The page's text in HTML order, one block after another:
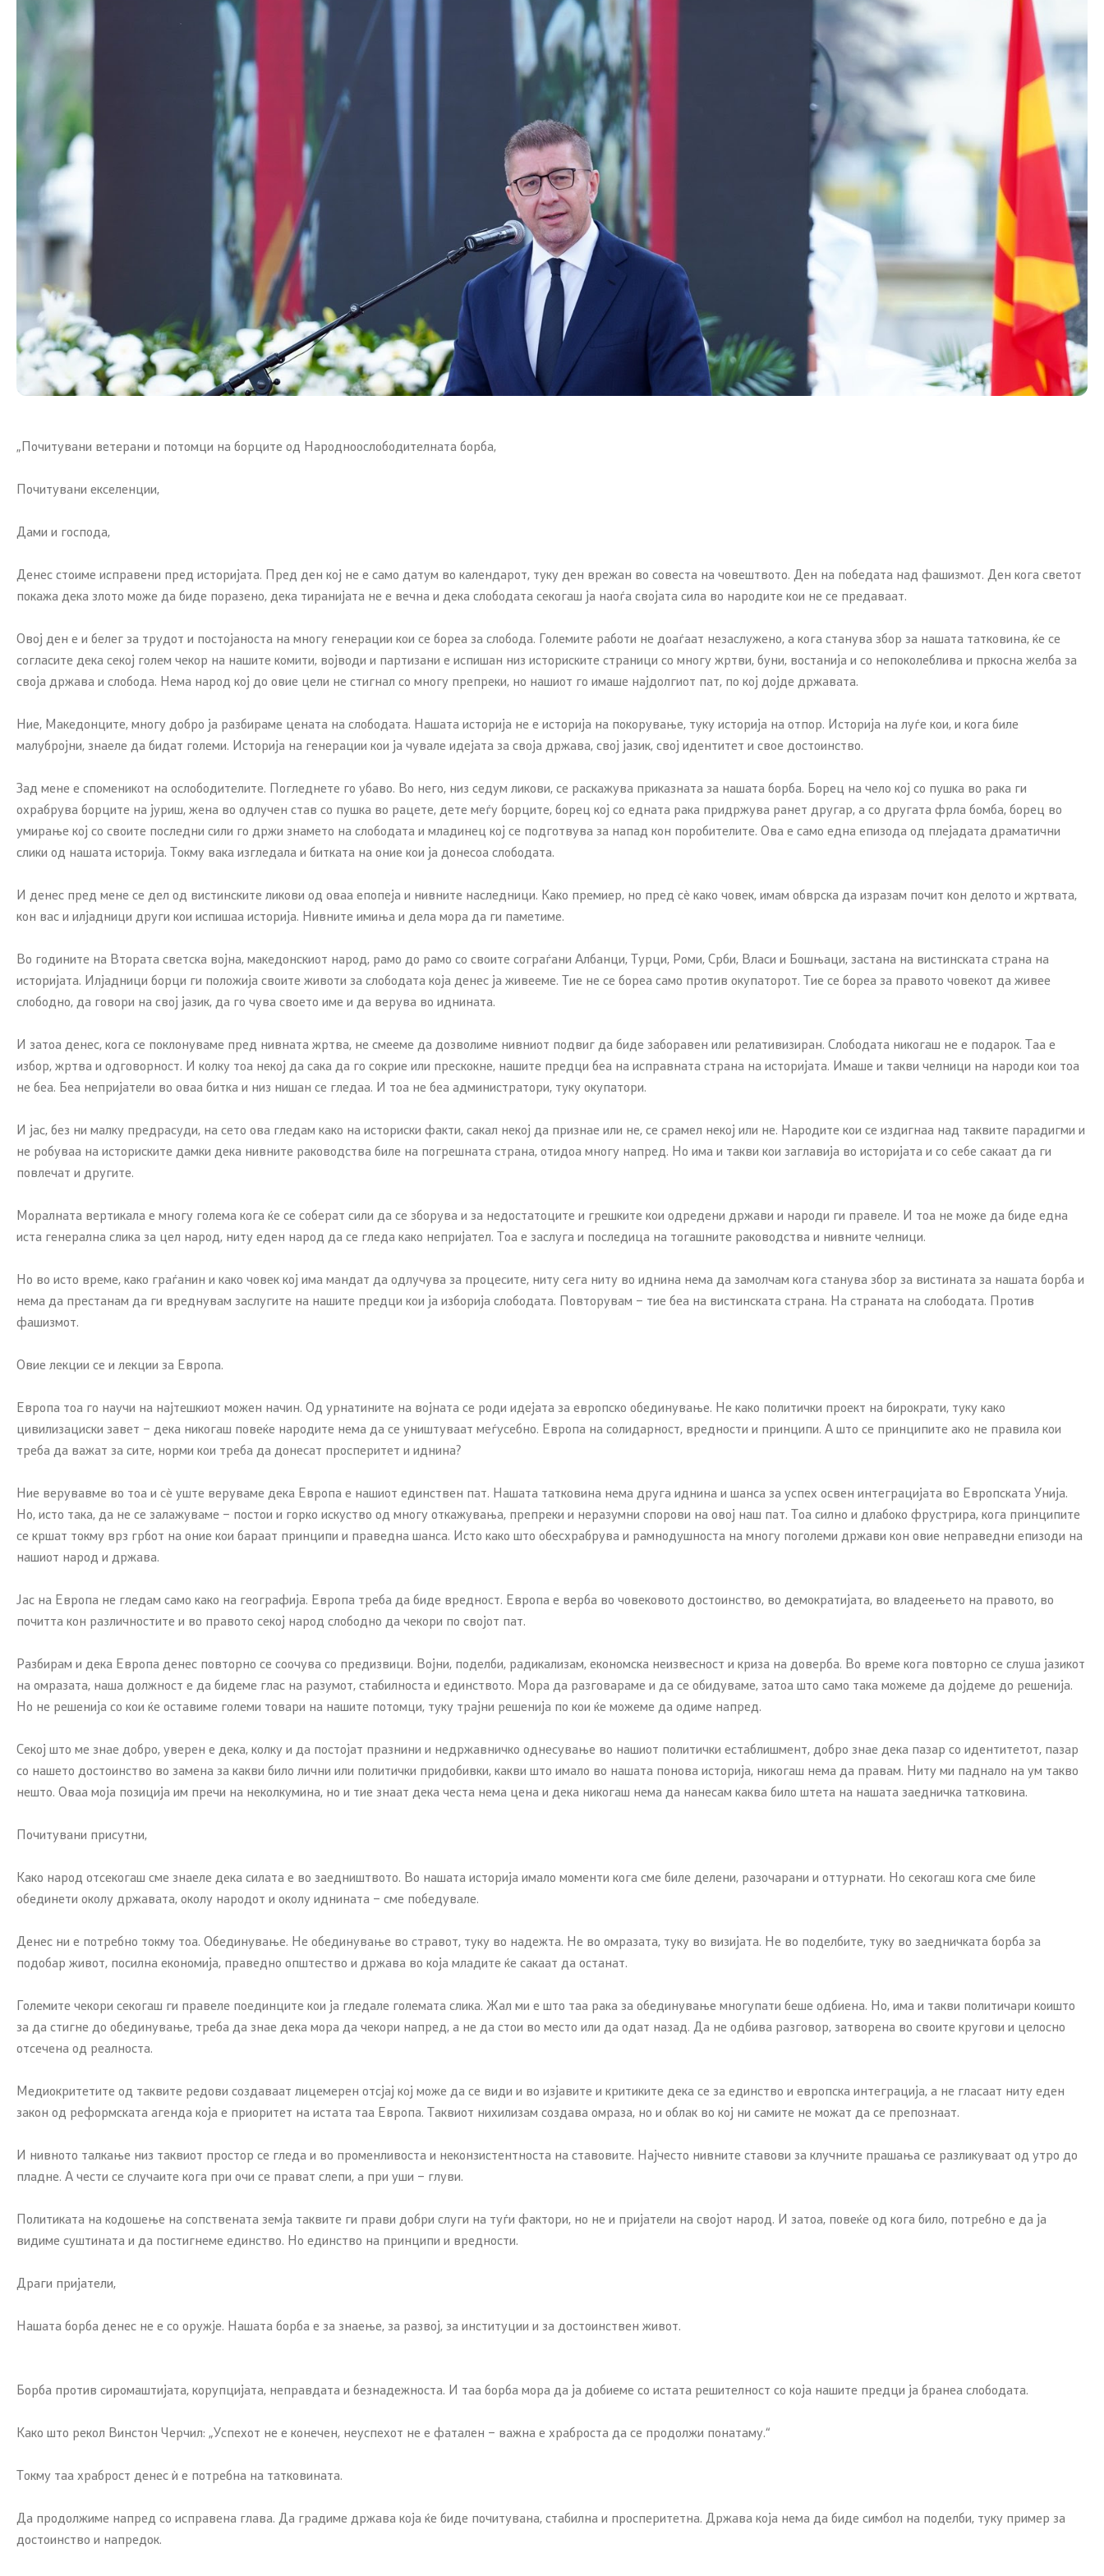
Органи во состав
Генерален Секретаријат
Контакт
Изјава за пристапност
Со еден клик до сите услуги
„Почитувани ветерани и потомци на борците од Народноослободителната борба,
Почитувани екселенции,
Дами и господа,
Денес стоиме исправени пред историјата. Пред ден кој не е само датум во календарот, туку ден врежан во совеста на човештвото. Ден на победата над фашизмот. Ден кога светот
покажа дека злото може да биде поразено, дека тиранијата не е вечна и дека слободата секогаш ја наоѓа својата сила во народите кои не се предаваат.
Овој ден е и белег за трудот и постојаноста на многу генерации кои се бореа за слобода. Големите работи не доаѓаат незаслужено, а кога станува збор за нашата татковина, ќе се
согласите дека секој голем чекор на нашите комити, војводи и партизани е испишан низ историските страници со многу жртви, буни, востанија и со непоколеблива и пркосна желба за
своја држава и слобода. Нема народ кој до овие цели не стигнал со многу препреки, но нашиот го имаше најдолгиот пат, по кој дојде државата.
Ние, Македонците, многу добро ја разбираме цената на слободата. Нашата историја не е историја на покорување, туку историја на отпор. Историја на луѓе кои, и кога биле
малубројни, знаеле да бидат големи. Историја на генерации кои ја чувале идејата за своја држава, свој јазик, свој идентитет и свое достоинство.
Зад мене е споменикот на ослободителите. Погледнете го убаво. Во него, низ седум ликови, се раскажува приказната за нашата борба. Борец на чело кој со пушка во рака ги
охрабрува борците на јуриш, жена во одлучен став со пушка во рацете, дете меѓу борците, борец кој со едната рака придржува ранет другар, а со другата фрла бомба, борец во
умирање кој со своите последни сили го држи знамето на слободата и младинец кој се подготвува за напад кон поробителите. Ова е само една епизода од плејадата драматични
слики од нашата историја. Токму вака изгледала и битката на оние кои ја донесоа слободата.
И денес пред мене се дел од вистинските ликови од оваа епопеја и нивните наследници. Како премиер, но пред сè како човек, имам обврска да изразам почит кон делото и жртвата,
кон вас и илјадници други кои испишаа историја. Нивните имиња и дела мора да ги паметиме.
Во годините на Втората светска војна, македонскиот народ, рамо до рамо со своите сограѓани Албанци, Турци, Роми, Срби, Власи и Бошњаци, застана на вистинската страна на
историјата. Илјадници борци ги положија своите животи за слободата која денес ја живееме. Тие не се бореа само против окупаторот. Тие се бореа за правото човекот да живее
слободно, да говори на свој јазик, да го чува своето име и да верува во иднината.
И затоа денес, кога се поклонуваме пред нивната жртва, не смееме да дозволиме нивниот подвиг да биде заборавен или релативизиран. Слободата никогаш не е подарок. Таа е
избор, жртва и одговорност. И колку тоа некој да сака да го сокрие или прескокне, нашите предци беа на исправната страна на историјата. Имаше и такви челници на народи кои тоа
не беа. Беа непријатели во оваа битка и низ нишан се гледаа. И тоа не беа администратори, туку окупатори.
И јас, без ни малку предрасуди, на сето ова гледам како на историски факти, сакал некој да признае или не, се срамел некој или не. Народите кои се издигнаа над таквите парадигми и
не робуваа на историските дамки дека нивните раководства биле на погрешната страна, отидоа многу напред. Но има и такви кои заглавија во историјата и со себе сакаат да ги
повлечат и другите.
Моралната вертикала е многу голема кога ќе се соберат сили да се зборува и за недостатоците и грешките кои одредени држави и народи ги правеле. И тоа не може да биде една
иста генерална слика за цел народ, ниту еден народ да се гледа како непријател. Тоа е заслуга и последица на тогашните раководства и нивните челници.
Но во исто време, како граѓанин и како човек кој има мандат да одлучува за процесите, ниту сега ниту во иднина нема да замолчам кога станува збор за вистината за нашата борба и
нема да престанам да ги вреднувам заслугите на нашите предци кои ја изборија слободата. Повторувам – тие беа на вистинската страна. На страната на слободата. Против
фашизмот.
Овие лекции се и лекции за Европа.
Европа тоа го научи на најтешкиот можен начин. Од урнатините на војната се роди идејата за европско обединување. Не како политички проект на бирократи, туку како
цивилизациски завет – дека никогаш повеќе народите нема да се уништуваат меѓусебно. Европа на солидарност, вредности и принципи. А што се принципите ако не правила кои
треба да важат за сите, норми кои треба да донесат просперитет и иднина?
Ние верувавме во тоа и сè уште веруваме дека Европа е нашиот единствен пат. Нашата татковина нема друга иднина и шанса за успех освен интеграцијата во Европската Унија.
Но, исто така, да не се залажуваме – постои и горко искуство од многу откажувања, препреки и неразумни спорови на овој наш пат. Тоа силно и длабоко фрустрира, кога принципите
се кршат токму врз грбот на оние кои бараат принципи и праведна шанса. Исто како што обесхрабрува и рамнодушноста на многу поголеми држави кон овие неправедни епизоди на
нашиот народ и држава.
Јас на Европа не гледам само како на географија. Европа треба да биде вредност. Европа е верба во човековото достоинство, во демократијата, во владеењето на правото, во
почитта кон различностите и во правото секој народ слободно да чекори по својот пат.
Разбирам и дека Европа денес повторно се соочува со предизвици. Војни, поделби, радикализам, економска неизвесност и криза на доверба. Во време кога повторно се слуша јазикот
на омразата, наша должност е да бидеме глас на разумот, стабилноста и единството. Мора да разговараме и да се обидуваме, затоа што само така можеме да дојдеме до решенија.
Но не решенија со кои ќе оставиме големи товари на нашите потомци, туку трајни решенија по кои ќе можеме да одиме напред.
Секој што ме знае добро, уверен е дека, колку и да постојат празнини и недржавничко однесување во нашиот политички естаблишмент, добро знае дека пазар со идентитетот, пазар
со нашето достоинство во замена за какви било лични или политички придобивки, какви што имало во нашата понова историја, никогаш нема да правам. Ниту ми паднало на ум такво
нешто. Оваа моја позиција им пречи на неколкумина, но и тие знаат дека честа нема цена и дека никогаш нема да нанесам каква било штета на нашата заедничка татковина.
Почитувани присутни,
Како народ отсекогаш сме знаеле дека силата е во заедништвото. Во нашата историја имало моменти кога сме биле делени, разочарани и оттурнати. Но секогаш кога сме биле
обединети околу државата, околу народот и околу иднината – сме победувале.
Денес ни е потребно токму тоа. Обединување. Не обединување во стравот, туку во надежта. Не во омразата, туку во визијата. Не во поделбите, туку во заедничката борба за
подобар живот, посилна економија, праведно општество и држава во која младите ќе сакаат да останат.
Големите чекори секогаш ги правеле поединците кои ја гледале големата слика. Жал ми е што таа рака за обединување многупати беше одбиена. Но, има и такви политичари коишто
за да стигне до обединување, треба да знае дека мора да чекори напред, а не да стои во место или да одат назад. Да не одбива разговор, затворена во своите кругови и целосно
отсечена од реалноста.
Медиокритетите од таквите редови создаваат лицемерен отсјај кој може да се види и во изјавите и критиките дека се за единство и европска интеграција, а не гласаат ниту еден
закон од реформската агенда која е приоритет на истата таа Европа. Таквиот нихилизам создава омраза, но и облак во кој ни самите не можат да се препознаат.
И нивното талкање низ таквиот простор се гледа и во променливоста и неконзистентноста на ставовите. Најчесто нивните ставови за клучните прашања се разликуваат од утро до
пладне. А чести се случаите кога при очи се прават слепи, а при уши – глуви.
Политиката на кодошење на сопствената земја таквите ги прави добри слуги на туѓи фактори, но не и пријатели на својот народ. И затоа, повеќе од кога било, потребно е да ја
видиме суштината и да постигнеме единство. Но единство на принципи и вредности.
Драги пријатели,
Нашата борба денес не е со оружје. Нашата борба е за знаење, за развој, за институции и за достоинствен живот.
Борба против сиромаштијата, корупцијата, неправдата и безнадежноста. И таа борба мора да ја добиеме со истата решителност со која нашите предци ја бранеа слободата.
Како што рекол Винстон Черчил: „Успехот не е конечен, неуспехот не е фатален – важна е храброста да се продолжи понатаму.“
Токму таа храброст денес ѝ е потребна на татковината.
Да продолжиме напред со исправена глава. Да градиме држава која ќе биде почитувана, стабилна и просперитетна. Држава која нема да биде симбол на поделби, туку пример за
достоинство и напредок.